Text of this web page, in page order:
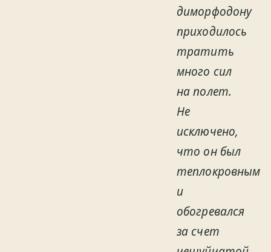
диморфодону
приходилось
тратить
много сил
на полет.
Не
исключено,
что он был
теплокровным
и
обогревался
за счет